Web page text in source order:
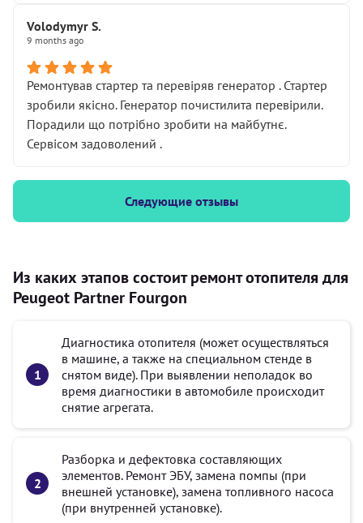
Volodymyr S.
9 months ago
Ремонтував стартер та перевіряв генератор . Стартер
зробили якісно. Генератор почистилита перевірили.
Порадили що потрібно зробити на майбутнє.
Сервісом задоволений .
Следующие отзывы
Из каких этапов состоит ремонт отопителя для
Peugeot Partner Fourgon
Диагностика отопителя (может осуществляться
в машине, а также на специальном стенде в
снятом виде). При выявлении неполадок во
время диагностики в автомобиле происходит
снятие агрегата.
Разборка и дефектовка составляющих
элементов. Ремонт ЭБУ, замена помпы (при
внешней установке), замена топливного насоса
(при внутренней установке).